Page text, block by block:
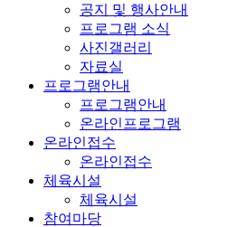
공지 및 행사안내
프로그램 소식
사진갤러리
자료실
프로그램안내
프로그램안내
온라인프로그램
온라인접수
온라인접수
체육시설
체육시설
참여마당